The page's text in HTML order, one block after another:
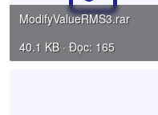
ModifyValueRMS3.rar
40.1 KB · Đọc: 165